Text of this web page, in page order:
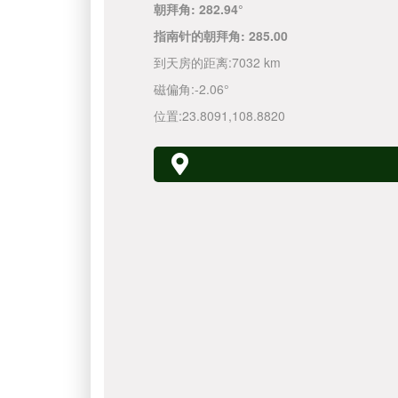
朝拜角: 282.94°
指南针的朝拜角: 285.00
到天房的距离:7032 km
磁偏角:-2.06°
位置:23.8091 ,108.8820